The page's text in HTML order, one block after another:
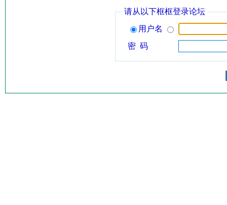
请从以下框框登录论坛
用户名
密 码